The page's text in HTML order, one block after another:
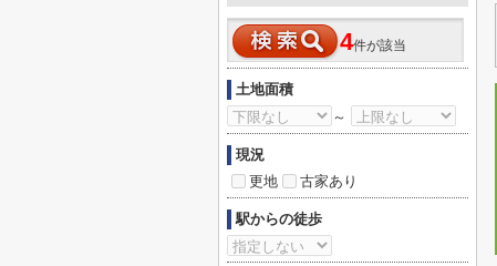
4件が該当
土地面積
～
現況
更地
古家あり
駅からの徒歩